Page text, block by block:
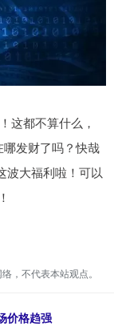
这都不算什么，
发财了吗？快哉
波大福利啦！可以
，不代表本站观点。
价格趋强